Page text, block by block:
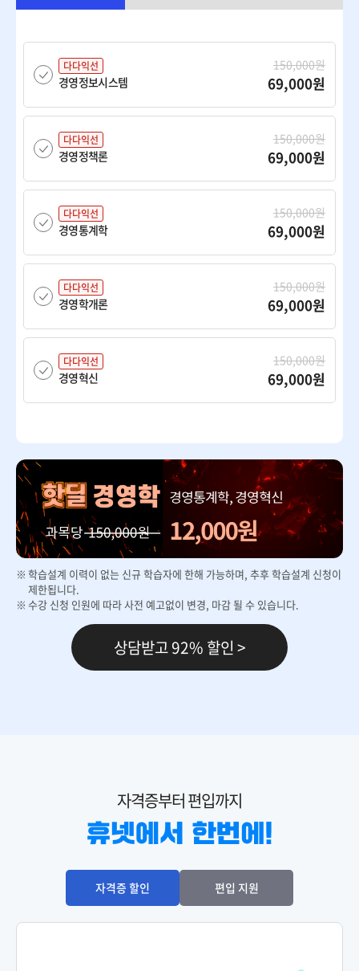
다다익선
경영정보시스템
150,000원
69,000원
다다익선
경영정책론
150,000원
69,000원
다다익선
경영통계학
150,000원
69,000원
다다익선
경영학개론
150,000원
69,000원
다다익선
경영혁신
150,000원
69,000원
다다익선
광고학
150,000원
69,000원
다다익선
국제경영
150,000원
69,000원
다다익선
마케팅관리론
150,000원
69,000원
산업심리학 69,000원
생산관리
150,000원
학습설계 이력이 없는 신규 학습자에 한해 가능하며, 추후 학습설계 신청이
제한됩니다.
수강 신청 인원에 따라 사전 예고없이 변경, 마감 될 수 있습니다.
상담받고 92% 할인 >
자격증부터 편입까지
자격증 할인 편입 지원